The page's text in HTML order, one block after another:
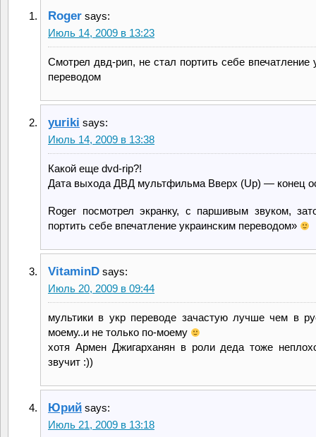
Roger says:
Июль 14, 2009 в 13:23
Смотрел двд-рип, не стал портить себе впечатление
переводом
yuriki says:
Июль 14, 2009 в 13:38
Какой еще dvd-rip?!
Дата выхода ДВД мультфильма Вверх (Up) — конец
Roger посмотрел экранку, с паршивым звуком,
портить себе впечатление украинским переводом»
VitaminD says:
Июль 20, 2009 в 09:44
мультики в укр переводе зачастую лучше чем в
моему..и не только по-моему
хотя Армен Джигарханян в роли деда тоже
звучит :))
Юрий says:
Июль 21, 2009 в 13:18